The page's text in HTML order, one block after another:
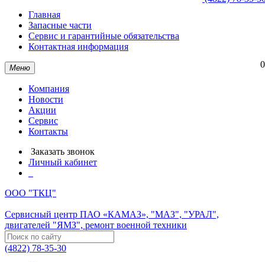
Главная
Запасные части
Сервис и гарантийные обязательства
Контактная информация
Меню
Компания
Новости
Акции
Сервис
Контакты
Заказать звонок
Личный кабинет
ООО "ТКЦ"
Сервисный центр ПАО «КАМАЗ», "МАЗ", "УРАЛ",
двигателей "ЯМЗ", ремонт военной техники
(4822) 78-35-30
0